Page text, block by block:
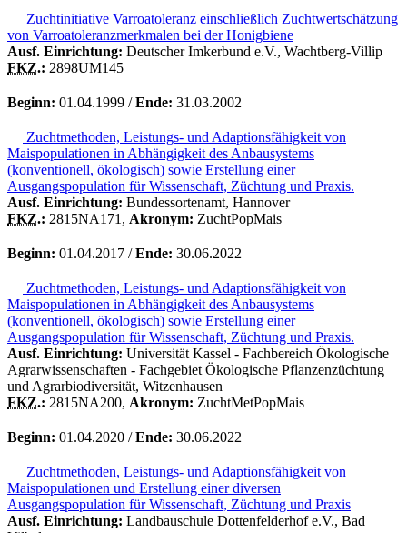
Zuchtinitiative Varroatoleranz einschließlich Zuchtwertschätzung
von Varroatoleranzmerkmalen bei der Honigbiene
Ausf. Einrichtung: Deutscher Imkerbund e.V., Wachtberg-Villip
FKZ.: 2898UM145
Beginn: 01.04.1999 /Ende: 31.03.2002
Zuchtmethoden, Leistungs- und Adaptionsfähigkeit von
Maispopulationen in Abhängigkeit des Anbausystems
(konventionell, ökologisch) sowie Erstellung einer
Ausgangspopulation für Wissenschaft, Züchtung und Praxis.
Ausf. Einrichtung: Bundessortenamt, Hannover
FKZ.: 2815NA171, Akronym: ZuchtPopMais
Beginn: 01.04.2017 /Ende: 30.06.2022
Zuchtmethoden, Leistungs- und Adaptionsfähigkeit von
Maispopulationen in Abhängigkeit des Anbausystems
(konventionell, ökologisch) sowie Erstellung einer
Ausgangspopulation für Wissenschaft, Züchtung und Praxis.
Ausf. Einrichtung: Universität Kassel - Fachbereich Ökologische
Agrarwissenschaften - Fachgebiet Ökologische Pflanzenzüchtung
und Agrarbiodiversität, Witzenhausen
FKZ.: 2815NA200, Akronym: ZuchtMetPopMais
Beginn: 01.04.2020 /Ende: 30.06.2022
Zuchtmethoden, Leistungs- und Adaptionsfähigkeit von
Maispopulationen und Erstellung einer diversen
Ausgangspopulation für Wissenschaft, Züchtung und Praxis
Ausf. Einrichtung: Landbauschule Dottenfelderhof e.V., Bad